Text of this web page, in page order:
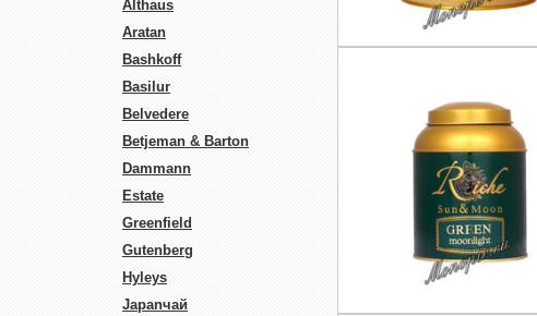
Althaus
Aratan
Bashkoff
Basilur
Belvedere
Betjeman & Barton
Dammann
Estate
Greenfield
Gutenberg
Hyleys
Japanчай